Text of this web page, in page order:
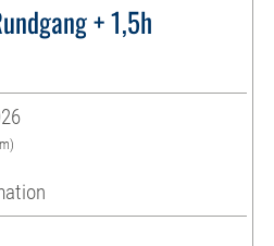
+ 1,5h